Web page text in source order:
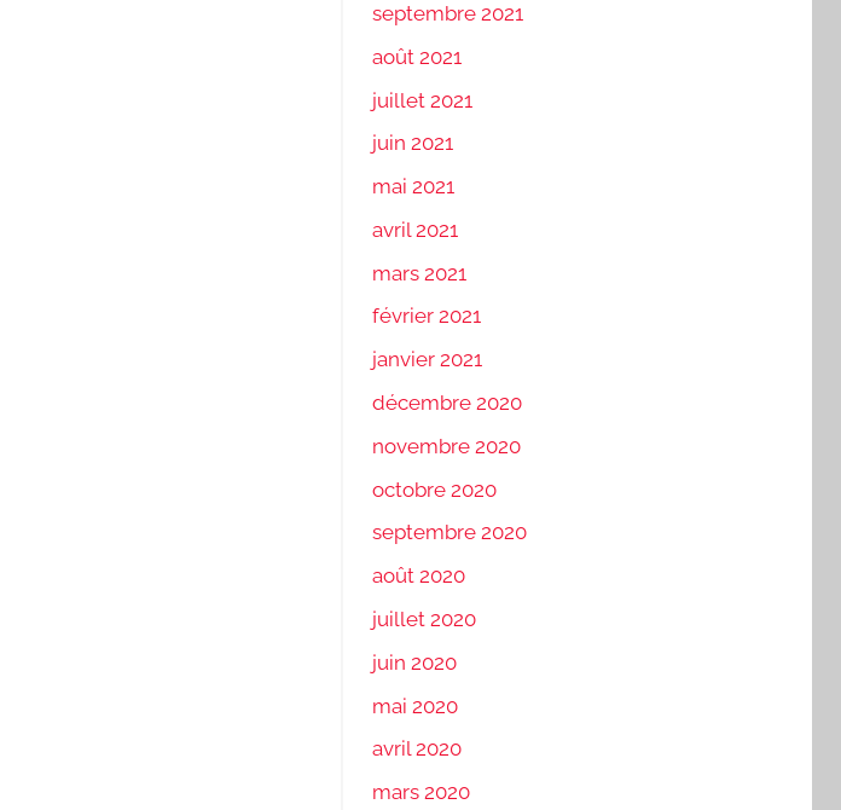
septembre 2021
août 2021
juillet 2021
juin 2021
mai 2021
avril 2021
mars 2021
février 2021
janvier 2021
décembre 2020
novembre 2020
octobre 2020
septembre 2020
août 2020
juillet 2020
juin 2020
mai 2020
avril 2020
mars 2020